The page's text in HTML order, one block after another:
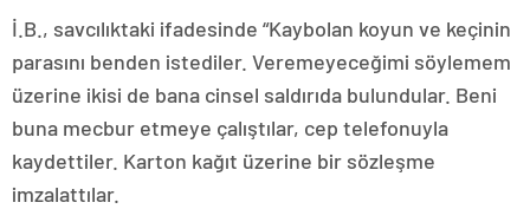
İ.B., savcılıktaki ifadesinde “Kaybolan koyun ve keçinin
parasını benden istediler. Veremeyeceğimi söylemem
üzerine ikisi de bana cinsel saldırıda bulundular. Beni
buna mecbur etmeye çalıştılar, cep telefonuyla
kaydettiler. Karton kağıt üzerine bir sözleşme
imzalattılar.